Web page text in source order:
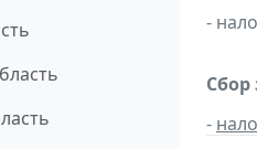
-
Сбор
-